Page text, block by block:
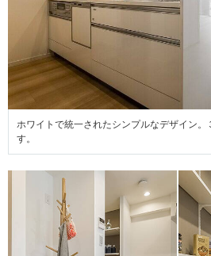
ホワイトで統一されたシンプルなデザイン
す。